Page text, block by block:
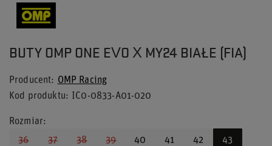
BUTY OMP ONE EVO X MY24 BIAŁE (FIA)
Producent
OMP Racing
Kod produktu
IC0-0833-A01-020
Rozmiar
36
37 38 39 40 41 42 43